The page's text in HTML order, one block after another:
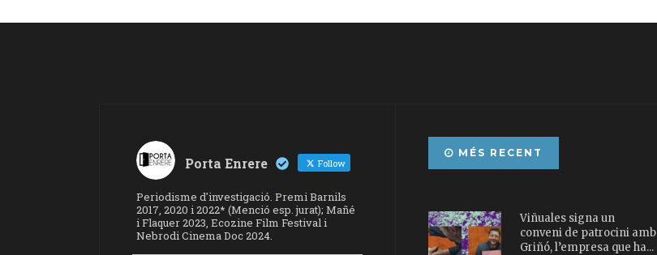
Porta Enrere Follow
Periodisme d'investigació. Premi Barnils
2017, 2020 i 2022* (Menció esp. jurat); Mañé
i Flaquer 2023, Ecozine Film Festival i
Nebrodi Cinema Doc 2024.
MÉS RECENT
Viñuales signa un
conveni de patrocini amb
Griñó, l’empresa que ha...